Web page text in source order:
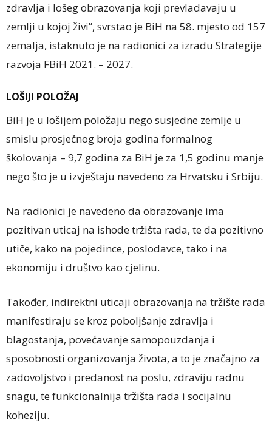
zdravlja i lošeg obrazovanja koji prevladavaju u
zemlji u kojoj živi”, svrstao je BiH na 58. mjesto od 157
zemalja, istaknuto je na radionici za izradu Strategije
razvoja FBiH 2021. – 2027.
LOŠIJI POLOŽAJ
BiH je u lošijem položaju nego susjedne zemlje u
smislu prosječnog broja godina formalnog
školovanja – 9,7 godina za BiH je za 1,5 godinu manje
nego što je u izvještaju navedeno za Hrvatsku i Srbiju.
Na radionici je navedeno da obrazovanje ima
pozitivan uticaj na ishode tržišta rada, te da pozitivno
utiče, kako na pojedince, poslodavce, tako i na
ekonomiju i društvo kao cjelinu.
Također, indirektni uticaji obrazovanja na tržište rada
manifestiraju se kroz poboljšanje zdravlja i
blagostanja, povećavanje samopouzdanja i
sposobnosti organizovanja života, a to je značajno za
zadovoljstvo i predanost na poslu, zdraviju radnu
snagu, te funkcionalnija tržišta rada i socijalnu
koheziju.